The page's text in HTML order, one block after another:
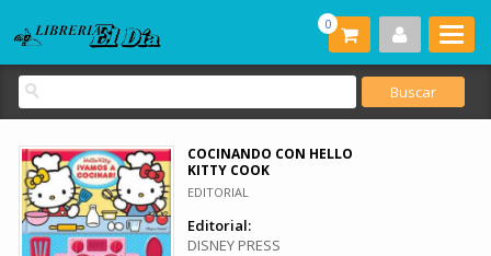
0
COCINANDO CON HELLO
KITTY COOK
EDITORIAL
Editorial:
DISNEY PRESS